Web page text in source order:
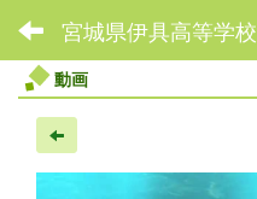
宮城県伊具高等学校
動画